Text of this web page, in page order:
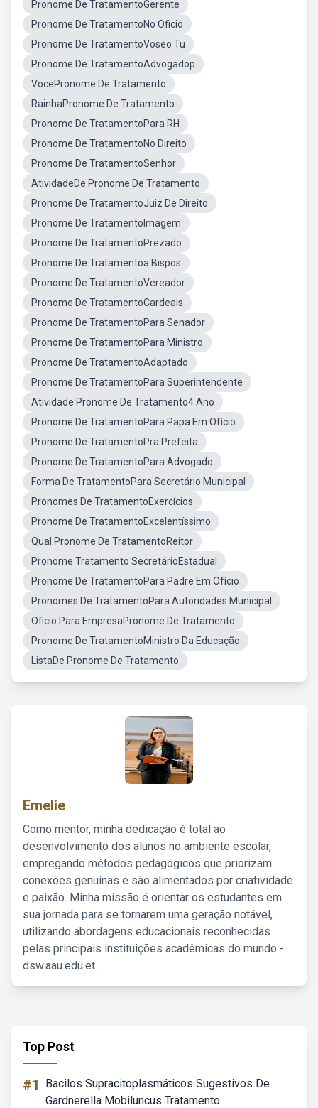
Pronome De TratamentoGerente
Pronome De TratamentoNo Oficio
Pronome De TratamentoVoseo Tu
Pronome De TratamentoAdvogadop
VocePronome De Tratamento
RainhaPronome De Tratamento
Pronome De TratamentoPara RH
Pronome De TratamentoNo Direito
Pronome De TratamentoSenhor
AtividadeDe Pronome De Tratamento
Pronome De TratamentoJuiz De Direito
Pronome De TratamentoImagem
Pronome De TratamentoPrezado
Pronome De Tratamentoa Bispos
Pronome De TratamentoVereador
Pronome De TratamentoCardeais
Pronome De TratamentoPara Senador
Pronome De TratamentoPara Ministro
Pronome De TratamentoAdaptado
Pronome De TratamentoPara Superintendente
Atividade Pronome De Tratamento4 Ano
Pronome De TratamentoPara Papa Em Ofício
Pronome De TratamentoPra Prefeita
Pronome De TratamentoPara Advogado
Forma De TratamentoPara Secretário Municipal
Pronomes De TratamentoExercícios
Pronome De TratamentoExcelentíssimo
Qual Pronome De TratamentoReitor
Pronome Tratamento SecretárioEstadual
Pronome De TratamentoPara Padre Em Ofício
Pronomes De TratamentoPara Autoridades Municipal
Oficio Para EmpresaPronome De Tratamento
Pronome De TratamentoMinistro Da Educação
ListaDe Pronome De Tratamento
Emelie
Como mentor, minha dedicação é total ao
desenvolvimento dos alunos no ambiente escolar,
empregando métodos pedagógicos que priorizam
conexões genuínas e são alimentados por criatividade
e paixão. Minha missão é orientar os estudantes em
sua jornada para se tornarem uma geração notável,
utilizando abordagens educacionais reconhecidas
pelas principais instituições acadêmicas do mundo -
dsw.aau.edu.et.
Top Post
#1
Bacilos Supracitoplasmáticos Sugestivos De
Gardnerella Mobiluncus Tratamento